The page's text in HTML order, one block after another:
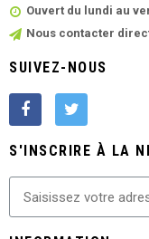
Ouvert du lundi au
Nous contacter
SUIVEZ-NOUS
S'INSCRIRE À LA